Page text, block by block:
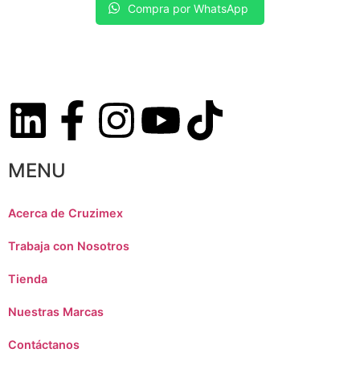
Compra por WhatsApp
MENU
Acerca de Cruzimex
Trabaja con Nosotros
Tienda
Nuestras Marcas
Contáctanos